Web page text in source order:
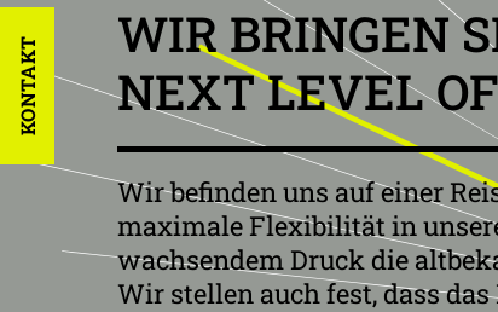
WIR BRINGEN
NEXT LEVEL
Wir befinden uns auf einer
maximale Flexibilität in
wachsendem Druck die
Wir stellen auch fest, dass
KONTAKT